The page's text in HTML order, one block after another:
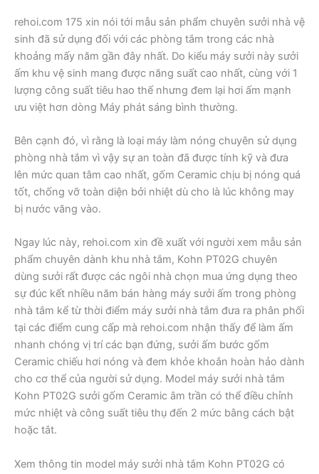
rehoi.com 175 xin nói tới mẫu sản phẩm chuyên sưởi nhà vệ
sinh đã sử dụng đối với các phòng tắm trong các nhà
khoảng mấy năm gần đây nhất. Do kiểu máy sưởi này sưởi
ấm khu vệ sinh mang được năng suất cao nhất, cùng với 1
lượng công suất tiêu hao thế nhưng đem lại hơi ấm mạnh
ưu việt hơn dòng Máy phát sáng bình thường.
Bên cạnh đó, vì rằng là loại máy làm nóng chuyên sử dụng
phòng nhà tắm vì vậy sự an toàn đã được tính kỹ và đưa
lên mức quan tâm cao nhất, gốm Ceramic chịu bị nóng quá
tốt, chống vỡ toàn diện bởi nhiệt dù cho là lúc không may
bị nước văng vào.
Ngay lúc này, rehoi.com xin đề xuất với người xem mẫu sản
phẩm chuyên dành khu nhà tắm, Kohn PT02G chuyên
dùng sưởi rất được các ngôi nhà chọn mua ứng dụng theo
sự đúc kết nhiều năm bán hàng máy sưởi ấm trong phòng
nhà tắm kể từ thời điểm máy sưởi nhà tắm đưa ra phân phối
tại các điểm cung cấp mà rehoi.com nhận thấy để làm ấm
nhanh chóng vị trí các bạn đứng, sưởi ấm bước gốm
Ceramic chiếu hơi nóng và đem khỏe khoắn hoàn hảo dành
cho cơ thể của người sử dụng. Model máy sưởi nhà tắm
Kohn PT02G sưởi gốm Ceramic âm trần có thể điều chỉnh
mức nhiệt và công suất tiêu thụ đến 2 mức bằng cách bật
hoặc tắt.
Xem thông tin model máy sưởi nhà tắm Kohn PT02G có